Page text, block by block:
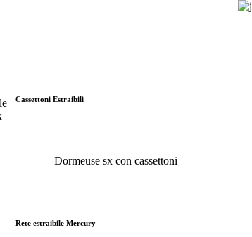
Cassettoni Estraibili
Dormeuse sx con cassettoni
Rete estraibile Mercury